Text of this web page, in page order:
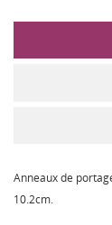
Anneaux de
10.2cm.